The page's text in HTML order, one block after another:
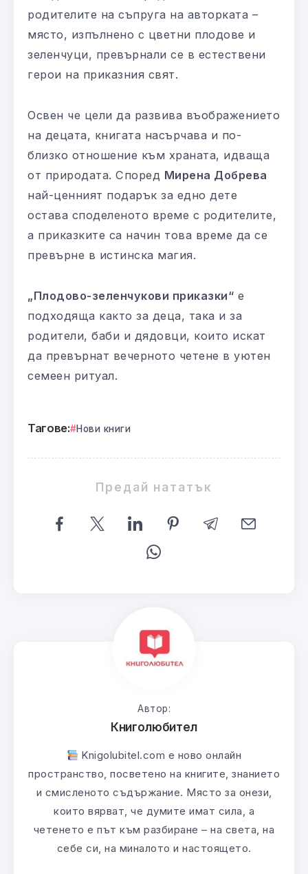
родителите на съпруга на авторката –
място, изпълнено с цветни плодове и
зеленчуци, превърнали се в естествени
герои на приказния свят.
Освен че цели да развива въображението
на децата, книгата насърчава и по-
близко отношение към храната, идваща
от природата. Според Мирена Добрева
най-ценният подарък за едно дете
остава споделеното време с родителите,
а приказките са начин това време да се
превърне в истинска магия.
„Плодово-зеленчукови приказки“ е
подходяща както за деца, така и за
родители, баби и дядовци, които искат
да превърнат вечерното четене в уютен
семеен ритуал.
Тагове: Нови книги
Предай нататък
Автор:
Книголюбител
Knigolubitel.com е ново онлайн
пространство, посветено на книгите, знанието
и смисленото съдържание. Място за онези,
които вярват, че думите имат сила, а
четенето е път към разбиране – на света, на
себе си, на миналото и настоящето.